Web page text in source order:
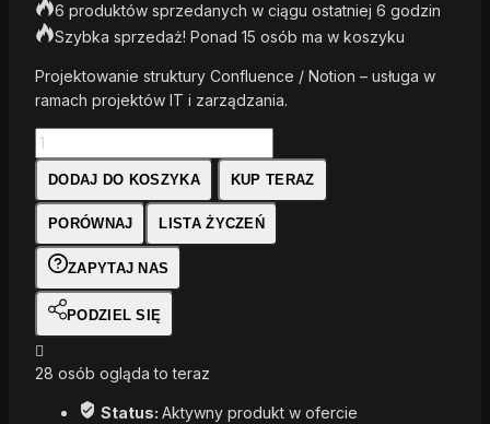
6 produktów sprzedanych w ciągu ostatniej 6 godzin
Szybka sprzedaż! Ponad 15 osób ma w koszyku
Projektowanie struktury Confluence / Notion – usługa w
ramach projektów IT i zarządzania.
DODAJ DO KOSZYKA KUP TERAZ
PORÓWNAJ LISTA ŻYCZEŃ
ZAPYTAJ NAS
PODZIEL SIĘ
28 osób ogląda to teraz
Status: Aktywny produkt w ofercie